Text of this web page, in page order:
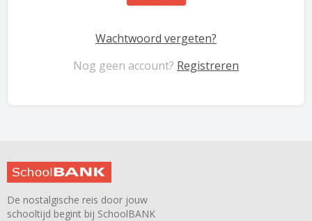
Wachtwoord vergeten?
Nog geen account? Registreren
De nostalgische reis door jouw
schooltijd begint bij SchoolBANK